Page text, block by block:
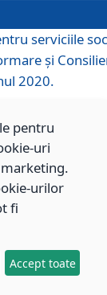
serviciile
și
2020.
serviciile
Persoane
serviciile
pentru
uri
urilor
fi
Accept toate